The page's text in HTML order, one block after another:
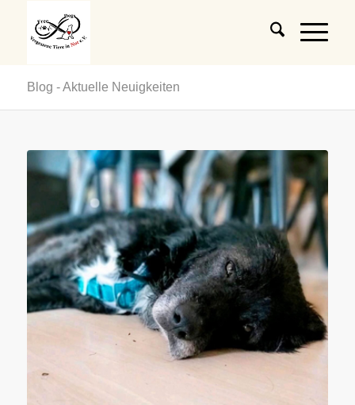
Blog - Aktuelle Neuigkeiten